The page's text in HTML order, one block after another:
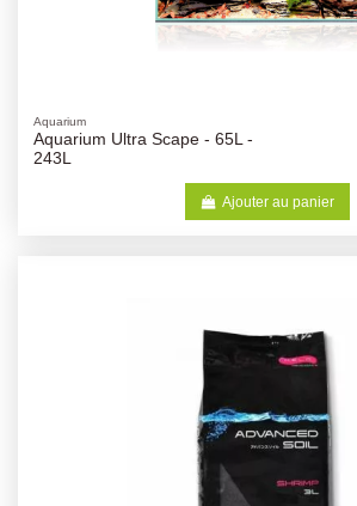
Aquarium
Aquarium Ultra Scape - 65L -
243L
Ajouter au panier